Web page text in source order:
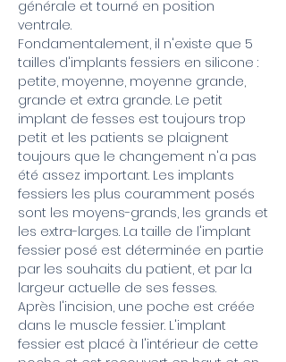
générale et tourné en position
ventrale.
Fondamentalement, il n'existe que 5
tailles d'implants fessiers en silicone :
petite, moyenne, moyenne grande,
grande et extra grande. Le petit
implant de fesses est toujours trop
petit et les patients se plaignent
toujours que le changement n'a pas
été assez important. Les implants
fessiers les plus couramment posés
sont les moyens-grands, les grands et
les extra-larges. La taille de l'implant
fessier posé est déterminée en partie
par les souhaits du patient, et par la
largeur actuelle de ses fesses.
Après l'incision, une poche est créée
dans le muscle fessier. L'implant
fessier est placé à l'intérieur de cette